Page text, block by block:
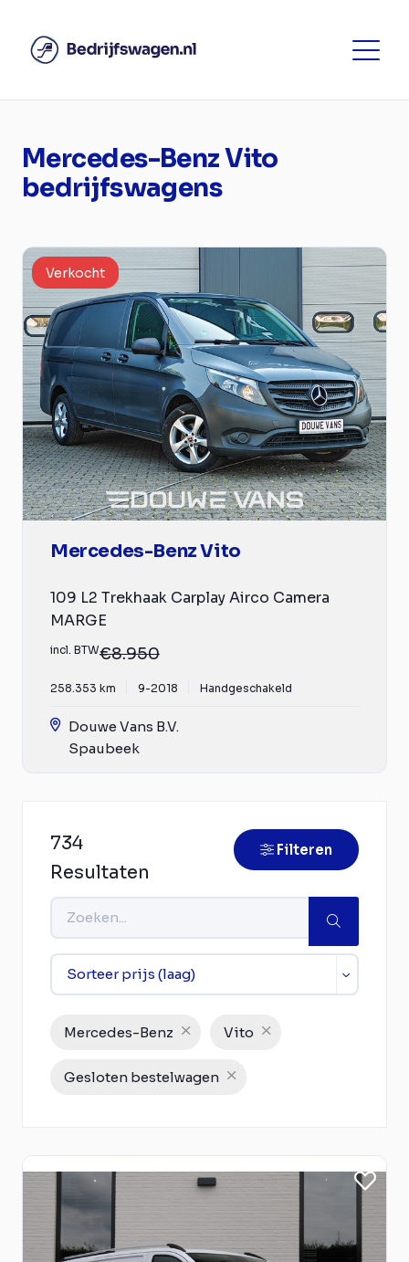
Mercedes-Benz Vito
bedrijfswagens
Verkocht
Mercedes-Benz Vito
109 L2 Trekhaak Carplay Airco Camera
MARGE
incl. BTW€8.950
258.353 km 9-2018 Handgeschakeld
Douwe Vans B.V.
Spaubeek
734
Resultaten
Filteren
Mercedes-Benz Vito
Gesloten bestelwagen